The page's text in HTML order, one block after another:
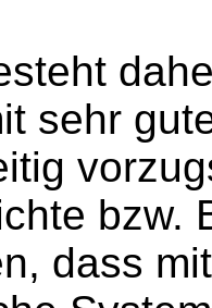
sehr
bzw.
dass